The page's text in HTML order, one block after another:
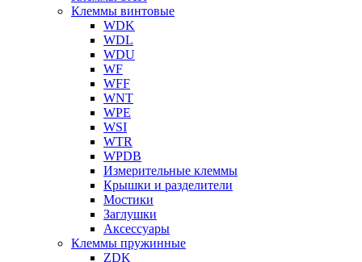
Клеммы винтовые
WDK
WDL
WDU
WF
WFF
WNT
WPE
WSI
WTR
WPDB
Измерительные клеммы
Крышки и разделители
Мостики
Заглушки
Аксессуары
Клеммы пружинные
ZDK